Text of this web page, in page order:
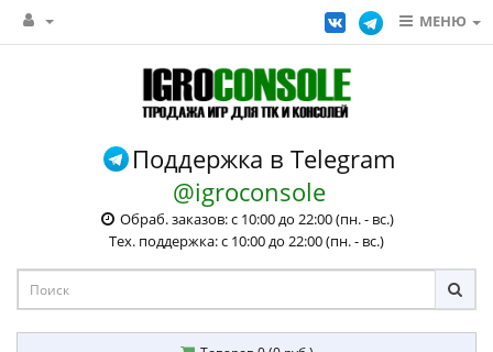
МЕНЮ
Поддержка в Telegram
@igroconsole
Обраб. заказов: с 10:00 до 22:00 (пн. - вс.)
Тех. поддержка: с 10:00 до 22:00 (пн. - вс.)